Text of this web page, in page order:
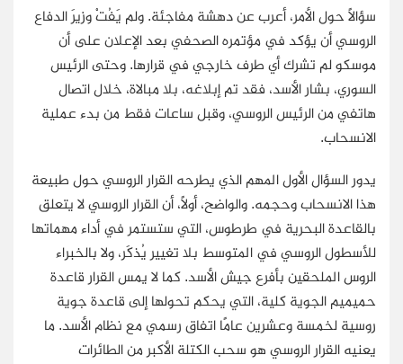
سؤالًا حول الأمر، أعرب عن دهشة مفاجئة. ولم يَفُتْ وزيرَ الدفاع
الروسي أن يؤكد في مؤتمره الصحفي بعد الإعلان على أن
موسكو لم تشرك أي طرف خارجي في قرارها. وحتى الرئيس
السوري، بشار الأسد، فقد تم إبلاغه، بلا مبالاة، خلال اتصال
هاتفي من الرئيس الروسي، وقبل ساعات فقط من بدء عملية
الانسحاب.
يدور السؤال الأول المهم الذي يطرحه القرار الروسي حول طبيعة
هذا الانسحاب وحجمه. والواضح، أولًا، أن القرار الروسي لا يتعلق
بالقاعدة البحرية في طرطوس، التي ستستمر في أداء مهماتها
للأسطول الروسي في المتوسط بلا تغيير يُذكَر، ولا بالخبراء
الروس الملحقين بأفرع جيش الأسد. كما لا يمس القرار قاعدة
حميميم الجوية كلية، التي يحكم تحولها إلى قاعدة جوية
روسية لخمسة وعشرين عامًا اتفاق رسمي مع نظام الأسد. ما
يعنيه القرار الروسي هو سحب الكتلة الأكبر من الطائرات